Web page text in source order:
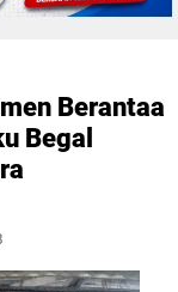
Berantaa
Begal